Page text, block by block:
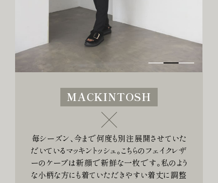
MACKINTOSH
毎シーズン、今まで何度も別注展開させていた
だいているマッキントッシュ。こちらのフェイクレザ
ーのケープは新顔で新鮮な一枚です。私のよう
な小柄な方にも着ていただきやすい着丈に調整